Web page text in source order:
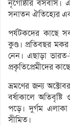
নৃগোষ্ঠীর বসবাস।
সনাতন ঐতিহ্যের এক
পর্যটকদের কাছে
কুণ্ড। প্রতিবছর মকর
নেন। এছাড়া ভারত-
প্রকৃতিপ্রেমীদের
ভ্রমণের জন্য
বর্ষাকালে
পড়ে। দুর্গম
সীমিত।